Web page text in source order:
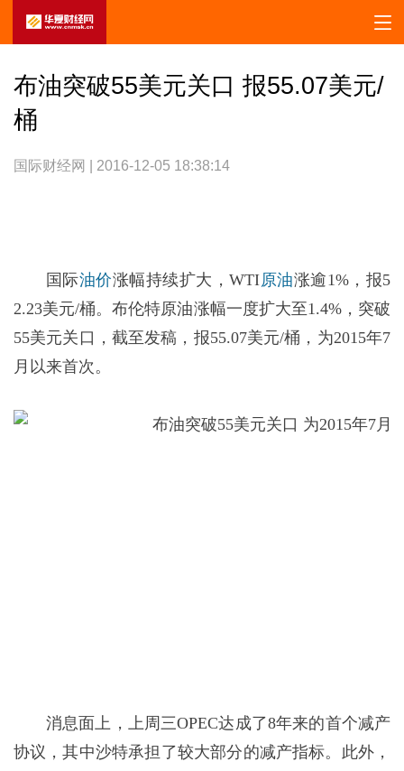
布油突破55美元关口 报55.07美元/
桶
国际财经网 | 2016-12-05 18:38:14
国际油价涨幅持续扩大，WTI原油涨逾1%，报5
2.23美元/桶。布伦特原油涨幅一度扩大至1.4%，突破
55美元关口，截至发稿，报55.07美元/桶，为2015年7
月以来首次。
消息面上，上周三OPEC达成了8年来的首个减产
协议，其中沙特承担了较大部分的减产指标。此外，